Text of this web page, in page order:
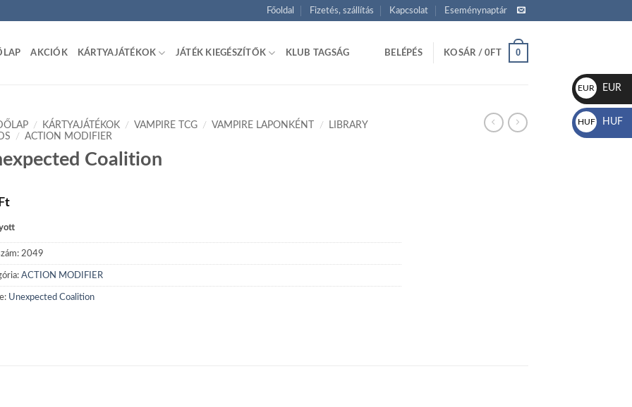
Főoldal Fizetés, szállítás Kapcsolat Eseménynaptár
AKCIÓK KÁRTYAJÁTÉKOK JÁTÉK KIEGÉSZÍTŐK KLUB TAGSÁG BELÉPÉS KOSÁR /0FT 0
/ KÁRTYAJÁTÉKOK / VAMPIRE TCG / VAMPIRE LAPONKÉNT /
LIBRARY
/ ACTION MODIFIER
Coalition
Ft
2049
ACTION MODIFIER
Unexpected Coalition
EUR
€
EUR
HUF
Ft
HUF